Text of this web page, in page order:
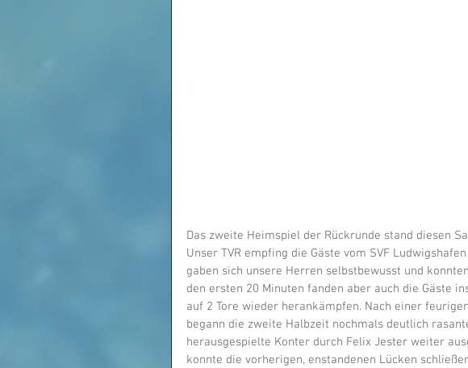
Das zweite Heimspiel der Rückrunde stand diesen
Unser TVR empfing die Gäste vom SVF
gaben sich unsere Herren selbstbewusst und
den ersten 20 Minuten fanden aber auch die Gäste
auf 2 Tore wieder herankämpfen. Nach einer
begann die zweite Halbzeit nochmals deutlich
herausgespielte Konter durch Felix Jester weiter
konnte die vorherigen, enstandenen Lücken